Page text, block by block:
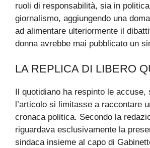
ruoli di responsabilità, sia in
giornalismo, aggiungendo una
ad alimentare ulteriormente il
donna avrebbe mai pubblicato un
LA REPLICA DI LIBERO
Il quotidiano ha respinto le
l’articolo si limitasse a raccontare
cronaca politica. Secondo la
riguardava esclusivamente la
sindaca insieme al capo di